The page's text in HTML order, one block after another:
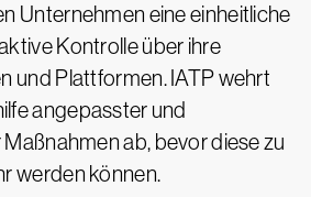
Unternehmen eine einheitliche
Kontrolle über ihre
und Plattformen. IATP wehrt
angepasster und
ab, bevor diese zu
werden können.